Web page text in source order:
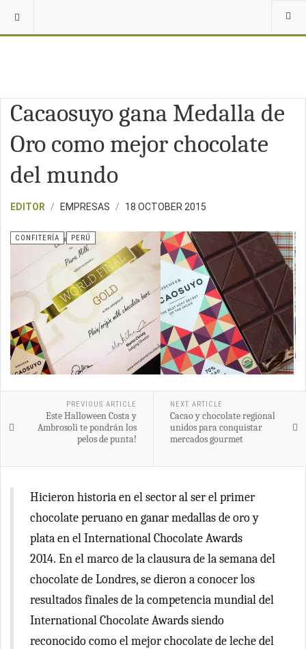
Cacaosuyo gana Medalla de
Oro como mejor chocolate
del mundo
EDITOR EMPRESAS 18 OCTOBER 2015
CONFITERÍA PERÚ
PREVIOUS ARTICLE
Este Halloween Costa y
Ambrosoli te pondrán los
pelos de punta!
NEXT ARTICLE
Cacao y chocolate regional
unidos para conquistar
mercados gourmet
Hicieron historia en el sector al ser el primer
chocolate peruano en ganar medallas de oro y
plata en el International Chocolate Awards
2014. En el marco de la clausura de la semana del
chocolate de Londres, se dieron a conocer los
resultados finales de la competencia mundial del
International Chocolate Awards siendo
reconocido como el mejor chocolate de leche del